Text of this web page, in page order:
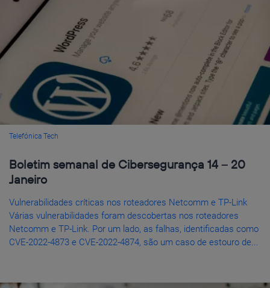
Telefónica Tech
Boletim semanal de Cibersegurança 14 – 20
Janeiro
Vulnerabilidades críticas nos roteadores Netcomm e TP-Link
Várias vulnerabilidades foram descobertas nos roteadores
Netcomm e TP-Link. Por um lado, as falhas, identificadas como
CVE-2022-4873 e CVE-2022-4874, são um caso de estouro de...